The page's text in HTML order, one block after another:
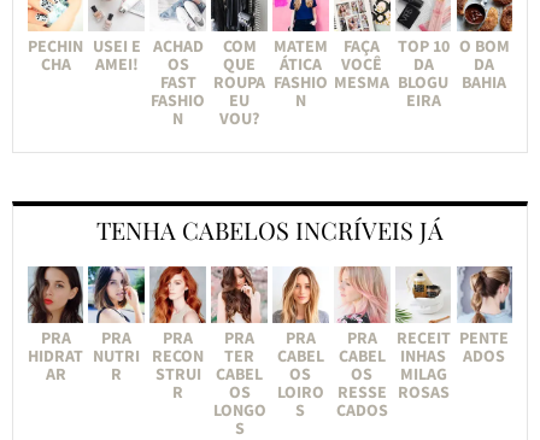
PECHIN
CHA
USEI E
AMEI!
ACHAD
OS
FAST
FASHIO
N
COM
QUE
ROUPA
EU
VOU?
MATEM
ÁTICA
FASHIO
N
FAÇA
VOCÊ
MESMA
TOP 10
DA
BLOGU
EIRA
O BOM
DA
BAHIA
TENHA CABELOS INCRÍVEIS JÁ
PRA
HIDRAT
AR
PRA
NUTRI
R
PRA
RECON
STRUI
R
PRA
TER
CABEL
OS
LONGO
S
PRA
CABEL
OS
LOIRO
S
PRA
CABEL
OS
RESSE
CADOS
RECEIT
INHAS
MILAG
ROSAS
PENTE
ADOS